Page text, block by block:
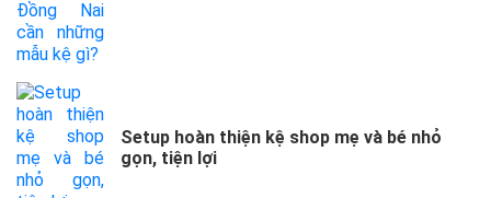
Setup hoàn thiện kệ shop mẹ và bé nhỏ
gọn, tiện lợi